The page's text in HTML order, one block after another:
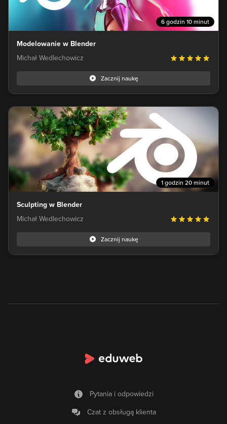
6 godzin 10 minut
Modelowanie w Blender
Michał Wedlechowicz
Zacznij naukę
1 godzin 20 minut
Sculpting w Blender
Michał Wedlechowicz
Zacznij naukę
Pytania i odpowiedzi
Czat z obsługą klienta